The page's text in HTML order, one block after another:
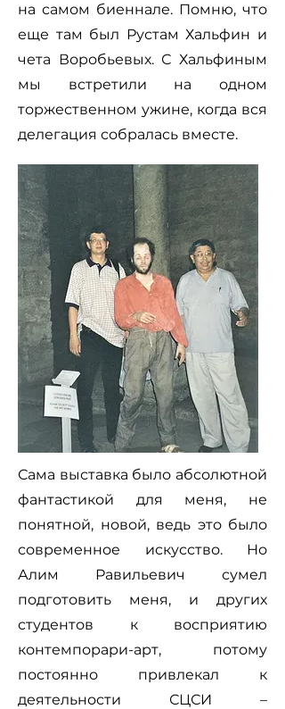
на самом биеннале. Помню, что
еще там был Рустам Хальфин и
чета Воробьевых. С Хальфиным
мы встретили на одном
торжественном ужине, когда вся
делегация собралась вместе.
Сама выставка было абсолютной
фантастикой для меня, не
понятной, новой, ведь это было
современное искусство. Но
Алим Равильевич сумел
подготовить меня, и других
студентов к восприятию
контемпорари-арт, потому
постоянно привлекал к
деятельности СЦСИ –